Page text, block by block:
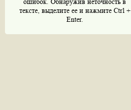
тексте, выделите ее и нажмите Ctrl +
Enter.